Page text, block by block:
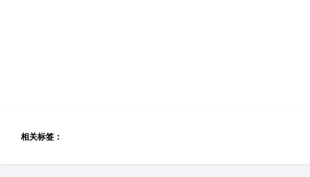
相关标签：